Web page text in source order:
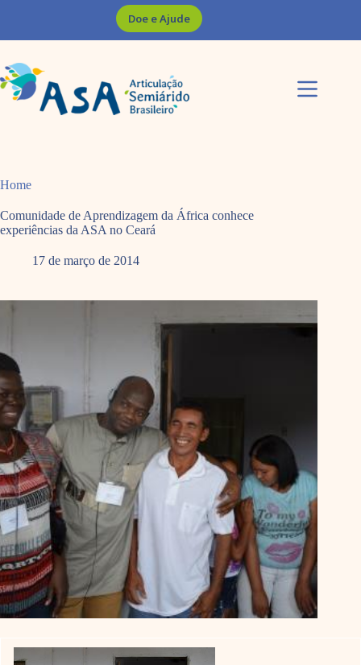
Doe e Ajude
Home
Comunidade de Aprendizagem da África conhece
experiências da ASA no Ceará
17 de março de 2014